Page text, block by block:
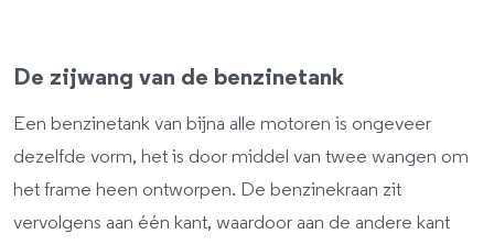
De zijwang van de benzinetank
Een benzinetank van bijna alle motoren is ongeveer
dezelfde vorm, het is door middel van twee wangen om
het frame heen ontworpen. De benzinekraan zit
vervolgens aan één kant, waardoor aan de andere kant